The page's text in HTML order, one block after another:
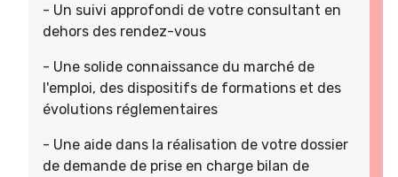
- Un suivi approfondi de votre consultant en
dehors des rendez-vous
- Une solide connaissance du marché de
l'emploi, des dispositifs de formations et des
évolutions réglementaires
- Une aide dans la réalisation de votre dossier
de demande de prise en charge bilan de